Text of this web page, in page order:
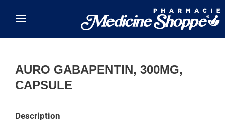
AURO GABAPENTIN, 300MG,
CAPSULE
Description